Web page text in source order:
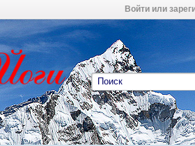
Войти или